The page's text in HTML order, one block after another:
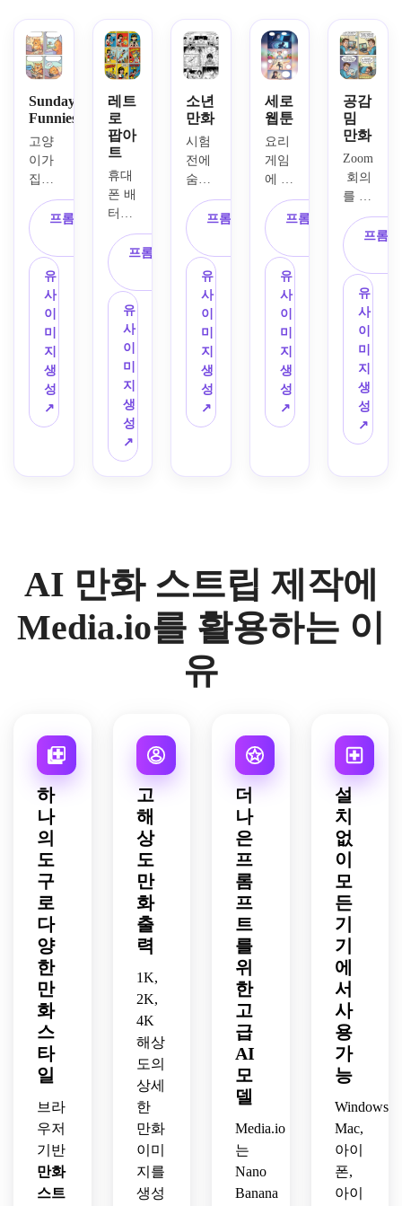
Sunday
Funnies
고양
이가
집에
서 일
하려
고 노
력하
는 신
문 스
타일
의 다
채로
운 4
패널
만화
스트
표현
력 있
는 만
화 얼
따뜻
한 아
살,
깨끗
한 검
은 윤
곽선,
노트
북과
커피
잔 같
은 장
난스
러운
소품,
밝고
경쾌
한 파
스텔
색상,
읽기
쉬운
빈 말
풍선
프롬프트 복
유
사
이
미
지
생
성
↗
레트
로
팝아
트
휴대
폰 배
터리
가 초
능력
을 주
는 것
을 발
견한
소녀
에 관
한 레
트로
팝아
트 만
화 스
트립
톤 도
트,
한 원
프롬프트 복
유
사
이
미
지
생
성
↗
소년
만화
시험
전에
숨겨
진 힘
을 깨
닫는
학생
을 주
제로
한 흑
백 소
년 만
화 스
트립
을 만
드세
감정
표현,
정교
한 패
이아
웃,
프롬프트 복
유
사
이
미
지
생
성
↗
세로
웹툰
요리
게임
에 갇
힌 게
이머
를 주
제로
한 세
로 웹
툰 에
피소
드를
만드
세요.
모바
일 친
선화,
밝고
시네
마틱
릭터
연기,
빈 대
을 사
용하
프롬프트 복
유
사
이
미
지
생
성
↗
공감
밈
만화
Zoom
회의
를 이
해하
는 척
하는
웃긴
현대
만화
스트
립을
생성
하세
요.
과장
된 얼
정,
곽선,
평평
하고
선명
홈 데
스크
강한
패널
타이
밍,
은은
한 화
면
빛,
유머
있는
시각
적 포
인트,
임팩
트 있
는 캡
션과
말풍
선을
위한
개방
된 텍
프롬
유
사
이
미
지
생
성
↗
AI 만화 스트립 제작에
Media.io를 활용하는 이
유
하
나
의
도
구
로
다
양
한
만
화
스
타
일
브라
우저
기반
만화
스트
고
해
상
도
만
화
출
력
1K,
2K,
4K
해상
도의
상세
한
만화
이미
지를
생성
더
나
은
프
롬
프
트
를
위
한
고
급
AI
모
델
Media.io
는
Nano
Banana
설
치
없
이
모
든
기
기
에
서
사
용
가
능
Windows,
Mac,
아이
폰,
아이